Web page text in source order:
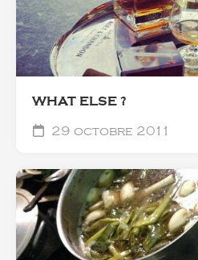
WHAT ELSE ?
29 octobre 2011